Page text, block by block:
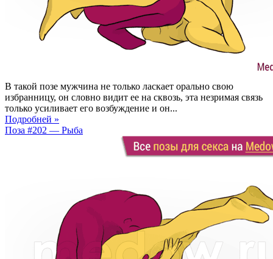
В такой позе мужчина не только ласкает орально свою
избранницу, он словно видит ее на сквозь, эта незримая связь
только усиливает его возбуждение и он...
Подробней »
Поза #202 — Рыба